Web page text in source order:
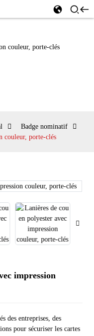
Badge nominatif
couleur, porte-clés
impression
des entreprises, des
pour sécuriser les cartes